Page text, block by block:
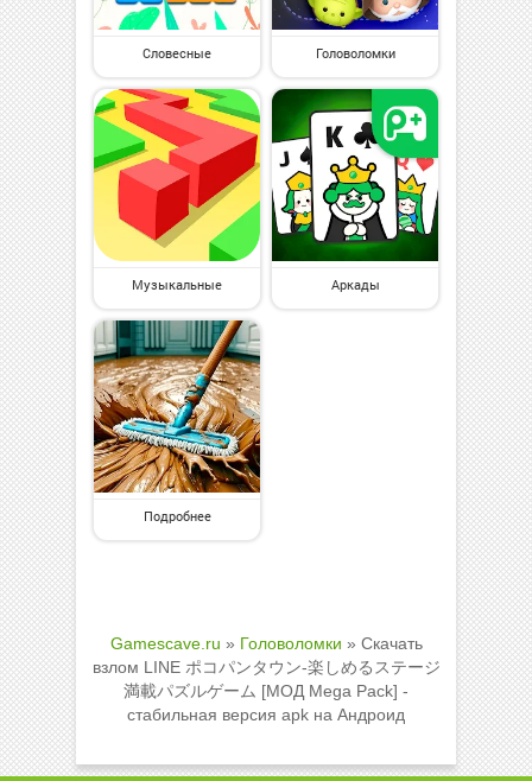
Словесные Головоломки
Музыкальные Аркады
Подробнее
Gamescave.ru » Головоломки » Скачать
взлом LINE ポコパンタウン-楽しめるステージ
満載パズルゲーム [МОД Mega Pack] -
стабильная версия apk на Андроид